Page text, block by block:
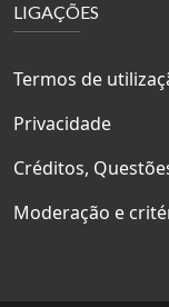
LIGAÇÕES
Termos de
Privacidade
Créditos,
Moderação e